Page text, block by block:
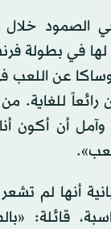
الصمود
في بطولة
عن اللعب
رائعاً للغاية.
أن أكون
أنها لم
قائلة: